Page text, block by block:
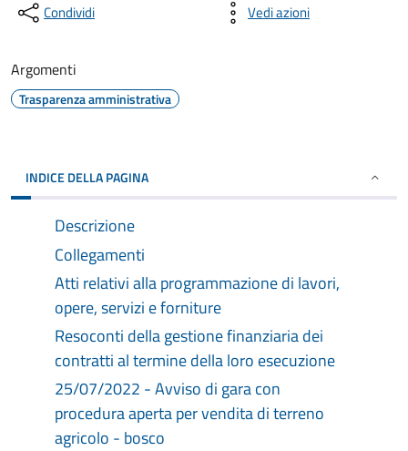
Condividi Vedi azioni
Argomenti
Trasparenza amministrativa
INDICE DELLA PAGINA
Descrizione
Collegamenti
Atti relativi alla programmazione di lavori,
opere, servizi e forniture
Resoconti della gestione finanziaria dei
contratti al termine della loro esecuzione
25/07/2022 - Avviso di gara con
procedura aperta per vendita di terreno
agricolo - bosco